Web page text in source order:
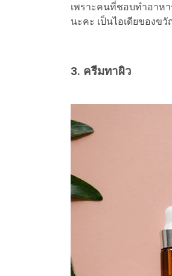
เพราะคนที่ชอบทำอาห
นะคะ เป็นไอเดียของข
3. ครีมทาผิว